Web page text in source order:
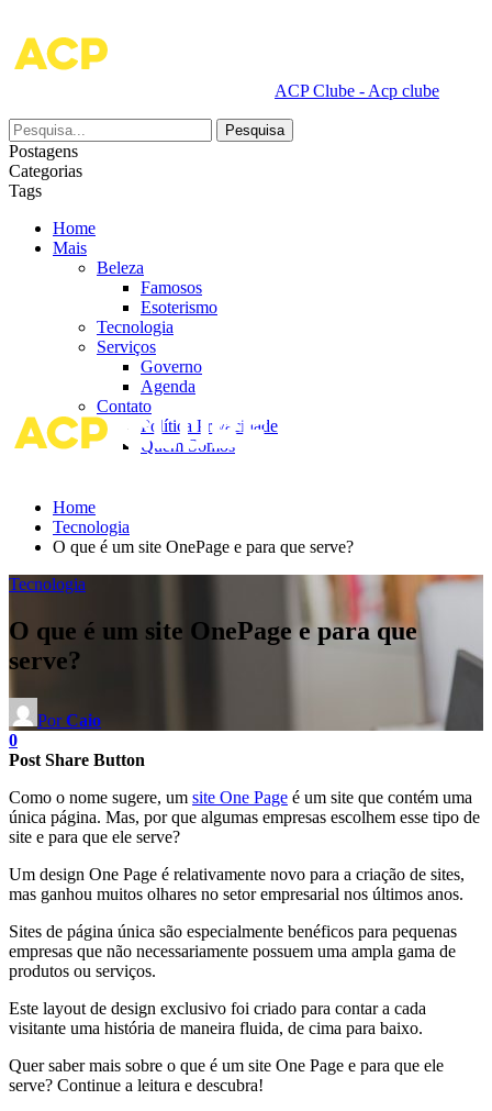
ACP Clube - Acp clube
Postagens
Categorias
Tags
Home
Mais
Beleza
Famosos
Esoterismo
Tecnologia
Serviços
Governo
Agenda
Contato
Política Privacidade
Quem Somos
Home
Tecnologia
O que é um site OnePage e para que serve?
Tecnologia
O que é um site OnePage e para que
serve?
PorCaio
0
Post Share Button
Como o nome sugere, um site One Page é um site que contém uma
única página. Mas, por que algumas empresas escolhem esse tipo de
site e para que ele serve?
Um design One Page é relativamente novo para a criação de sites,
mas ganhou muitos olhares no setor empresarial nos últimos anos.
Sites de página única são especialmente benéficos para pequenas
empresas que não necessariamente possuem uma ampla gama de
produtos ou serviços.
Este layout de design exclusivo foi criado para contar a cada
visitante uma história de maneira fluida, de cima para baixo.
Quer saber mais sobre o que é um site One Page e para que ele
serve? Continue a leitura e descubra!